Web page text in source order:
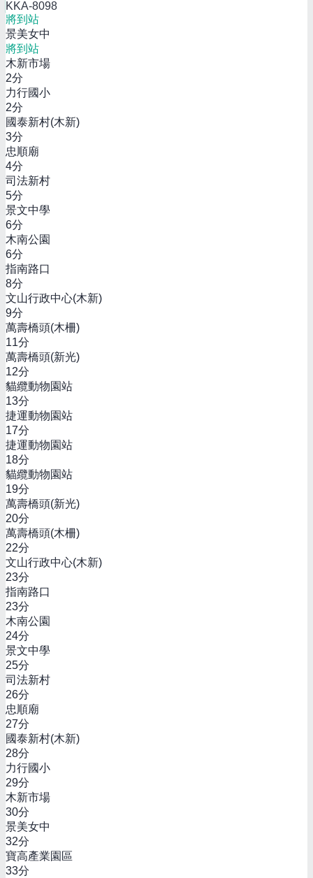
KKA-8098
將到站
景美女中
將到站
木新市場
2分
力行國小
2分
國泰新村(木新)
3分
忠順廟
4分
司法新村
5分
景文中學
6分
木南公園
6分
指南路口
8分
文山行政中心(木新)
9分
萬壽橋頭(木柵)
11分
萬壽橋頭(新光)
12分
貓纜動物園站
13分
捷運動物園站
17分
捷運動物園站
18分
貓纜動物園站
19分
萬壽橋頭(新光)
20分
萬壽橋頭(木柵)
22分
文山行政中心(木新)
23分
指南路口
23分
木南公園
24分
景文中學
25分
司法新村
26分
忠順廟
27分
國泰新村(木新)
28分
力行國小
29分
木新市場
30分
景美女中
32分
寶高產業園區
33分